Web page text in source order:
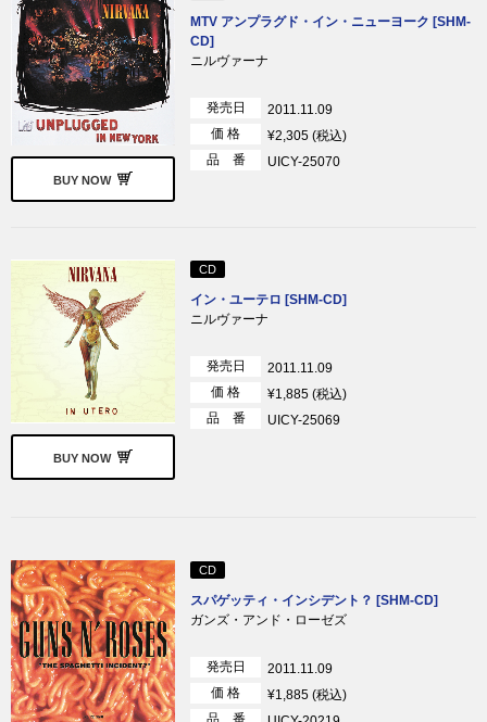
BUY NOW
MTV アンプラグド・イン・ニューヨーク [SHM-
CD]
ニルヴァーナ
発売日
2011.11.09
価 格
¥2,305 (税込)
品 番
UICY-25070
BUY NOW
CD
イン・ユーテロ [SHM-CD]
ニルヴァーナ
発売日
2011.11.09
価 格
¥1,885 (税込)
品 番
UICY-25069
CD
スパゲッティ・インシデント？ [SHM-CD]
ガンズ・アンド・ローゼズ
発売日
2011.11.09
価 格
¥1,885 (税込)
品 番